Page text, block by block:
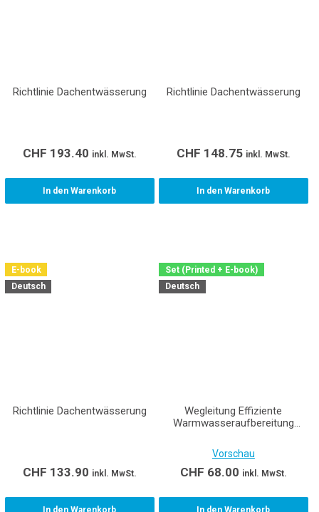
Richtlinie Dachentwässerung
CHF 193.40 inkl. MwSt.
In den Warenkorb
Richtlinie Dachentwässerung
CHF 148.75 inkl. MwSt.
In den Warenkorb
E-book
Deutsch
Richtlinie Dachentwässerung
CHF 133.90 inkl. MwSt.
In den Warenkorb
Set (Printed + E-book)
Deutsch
Wegleitung Effiziente
Warmwasseraufbereitung
Vorschau
CHF 68.00 inkl. MwSt.
In den Warenkorb